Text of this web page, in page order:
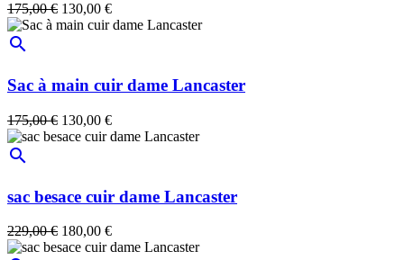
175,00 € 130,00 €
search
Sac à main cuir dame Lancaster
175,00 € 130,00 €
search
sac besace cuir dame Lancaster
229,00 € 180,00 €